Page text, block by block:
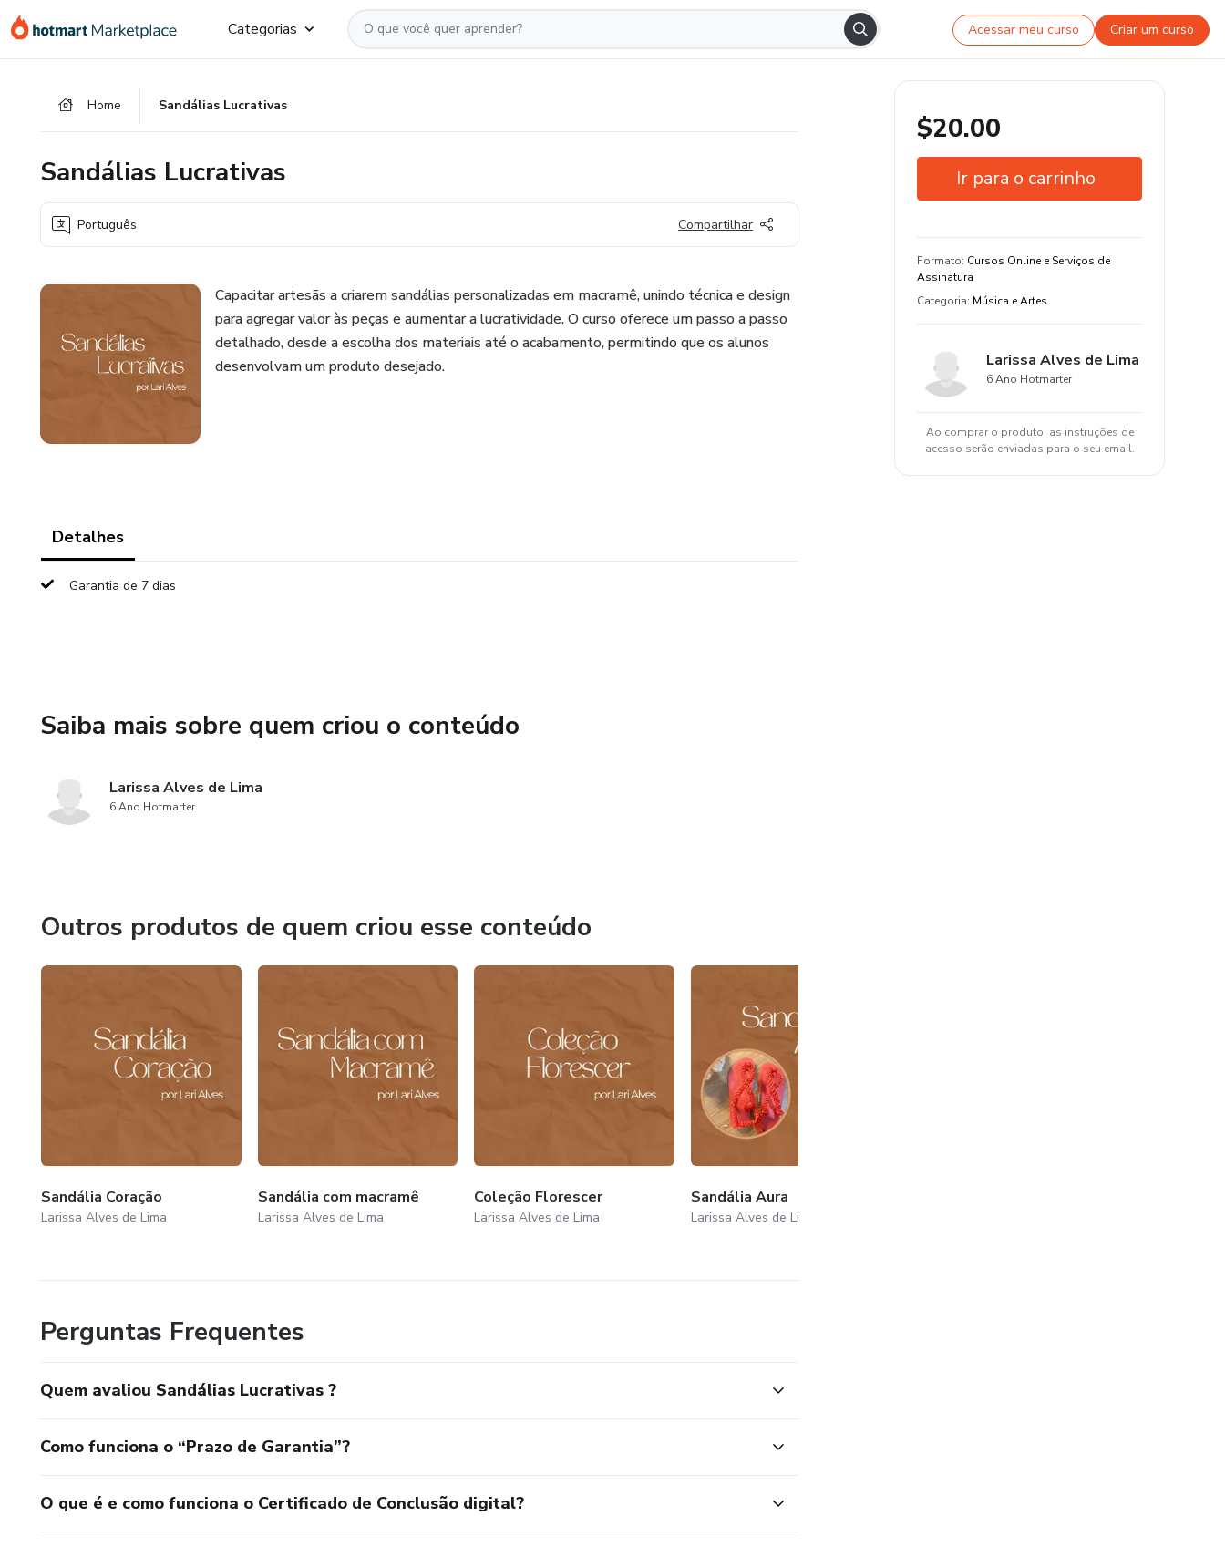
para
para
para
Categorias Acessar meu curso Criar um curso
Home Sandálias Lucrativas
Sandálias Lucrativas
Português Compartilhar
Capacitar artesãs a criarem sandálias personalizadas em macramê, unindo técnica e design
para agregar valor às peças e aumentar a lucratividade. O curso oferece um passo a passo
detalhado, desde a escolha dos materiais até o acabamento, permitindo que os alunos
desenvolvam um produto desejado.
Detalhes
Garantia de 7 dias
Saiba mais sobre quem criou o conteúdo
Larissa Alves de Lima
6 Ano Hotmarter
Outros produtos de quem criou esse conteúdo
Sandália Coração
Larissa Alves de Lima
Sandália com macramê
Larissa Alves de Lima
Coleção Florescer
Larissa Alves de Lima
Sandália Aura
Larissa Alves de Lima
Perguntas Frequentes
Quem avaliou Sandálias Lucrativas ?
Como funciona o “Prazo de Garantia”?
O que é e como funciona o Certificado de Conclusão digital?
$20.00
Ir para o carrinho
Formato: Cursos Online e Serviços de
Assinatura
Categoria: Música e Artes
Larissa Alves de Lima
6 Ano Hotmarter
Ao comprar o produto, as instruções de
acesso serão enviadas para o seu email.